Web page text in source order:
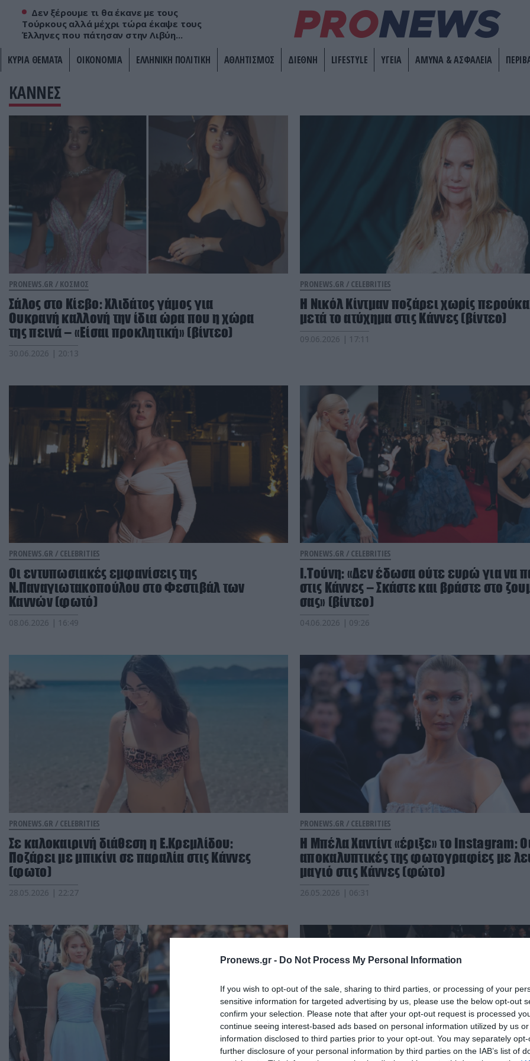
Pronews.gr - Do Not Process My Personal Information
If you wish to opt-out of the sale, sharing to third parties, or processing of your
sensitive information for targeted advertising by us, please use the below opt-out
confirm your selection. Please note that after your opt-out request is processed
continue seeing interest-based ads based on personal information utilized by us
information disclosed to third parties prior to your opt-out. You may separately
further disclosure of your personal information by third parties on the IAB’s list of
Δεν ξέρουμε τι θα έκανε με τους
Τούρκους αλλά μέχρι τώρα έκαψε τους
Έλληνες που πάτησαν στην Λιβύη...
ΚΥΡΙΑ ΘΕΜΑΤΑ ΟΙΚΟΝΟΜΙΑ ΕΛΛΗΝΙΚΗ ΠΟΛΙΤΙΚΗ ΑΘΛΗΤΙΣΜΟΣ ΔΙΕΘΝΗ LIFESTYLE ΥΓΕΙΑ ΑΜΥΝΑ & ΑΣΦΑΛΕΙΑ
ΚΑΝΝΕΣ
PRONEWS.GR / ΚΟΣΜΟΣ
Σάλος στο Κίεβο: Χλιδάτος γάμος για
Ουκρανή καλλονή την ίδια ώρα που η χώρα
της πεινά – «Είσαι προκλητική» (βίντεο)
30.06.2026 | 20:13
PRONEWS.GR / CELEBRITIES
Η Νικόλ Κίντμαν ποζάρει χωρίς περούκα
μετά το ατύχημα στις Κάννες (βίντεο)
09.06.2026 | 17:11
PRONEWS.GR / CELEBRITIES
Οι εντυπωσιακές εμφανίσεις της
Ν.Παναγιωτακοπούλου στο Φεστιβάλ των
Καννών (φωτό)
08.06.2026 | 16:49
PRONEWS.GR / CELEBRITIES
Ι.Τούνη: «Δεν έδωσα ούτε ευρώ για να
στις Κάννες – Σκάστε και βράστε στο
σας» (βίντεο)
04.06.2026 | 09:26
PRONEWS.GR / CELEBRITIES
Σε καλοκαιρινή διάθεση η Ε.Κρεμλίδου:
Ποζάρει με μπικίνι σε παραλία στις Κάννες
(φωτο)
28.05.2026 | 22:27
PRONEWS.GR / CELEBRITIES
Η Μπέλα Χαντίντ «έριξε» το Instagram:
αποκαλυπτικές της φωτογραφίες με
μαγιό στις Κάννες (φώτο)
26.05.2026 | 06:31